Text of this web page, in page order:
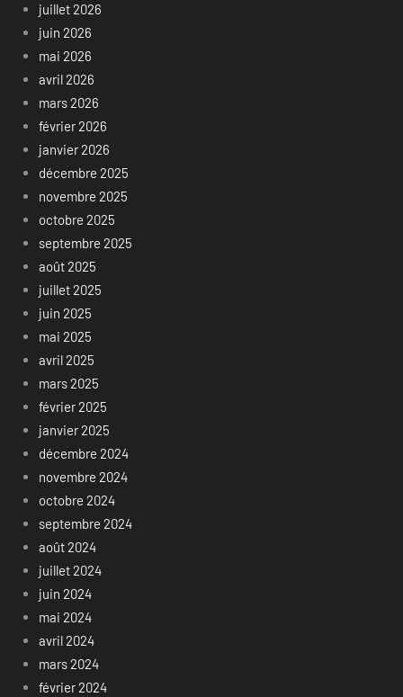
juillet 2026
juin 2026
mai 2026
avril 2026
mars 2026
février 2026
janvier 2026
décembre 2025
novembre 2025
octobre 2025
septembre 2025
août 2025
juillet 2025
juin 2025
mai 2025
avril 2025
mars 2025
février 2025
janvier 2025
décembre 2024
novembre 2024
octobre 2024
septembre 2024
août 2024
juillet 2024
juin 2024
mai 2024
avril 2024
mars 2024
février 2024